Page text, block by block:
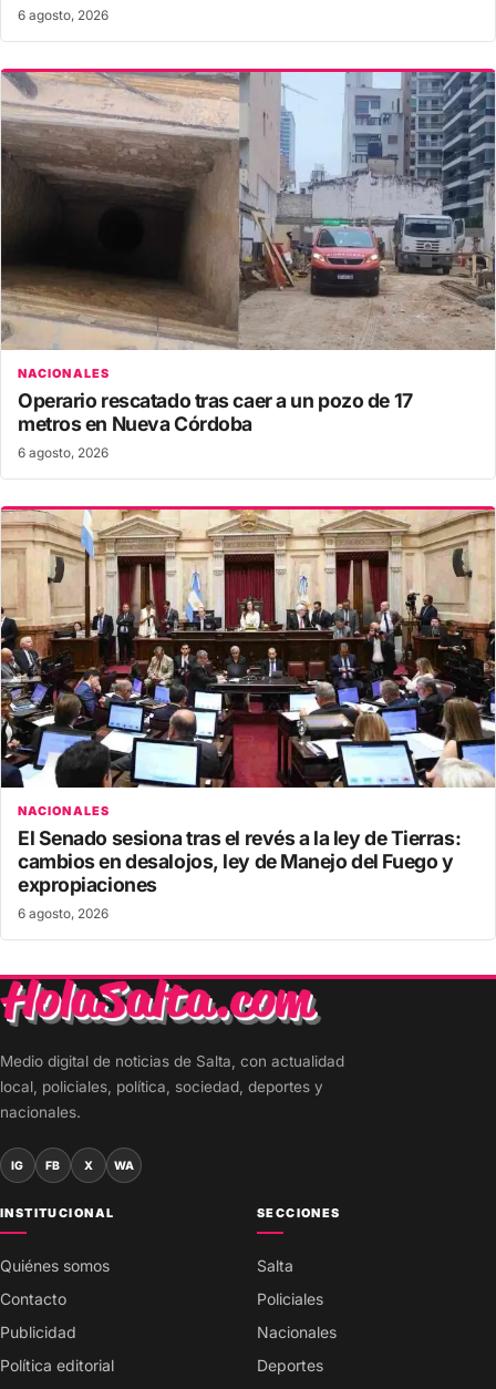
6 agosto, 2026
NACIONALES
Operario rescatado tras caer a un pozo de 17
metros en Nueva Córdoba
6 agosto, 2026
NACIONALES
El Senado sesiona tras el revés a la ley de Tierras:
cambios en desalojos, ley de Manejo del Fuego y
expropiaciones
6 agosto, 2026
Medio digital de noticias de Salta, con actualidad
local, policiales, política, sociedad, deportes y
nacionales.
IG FB X WA
INSTITUCIONAL
Quiénes somos
Contacto
Publicidad
Política editorial
SECCIONES
Salta
Policiales
Nacionales
Deportes